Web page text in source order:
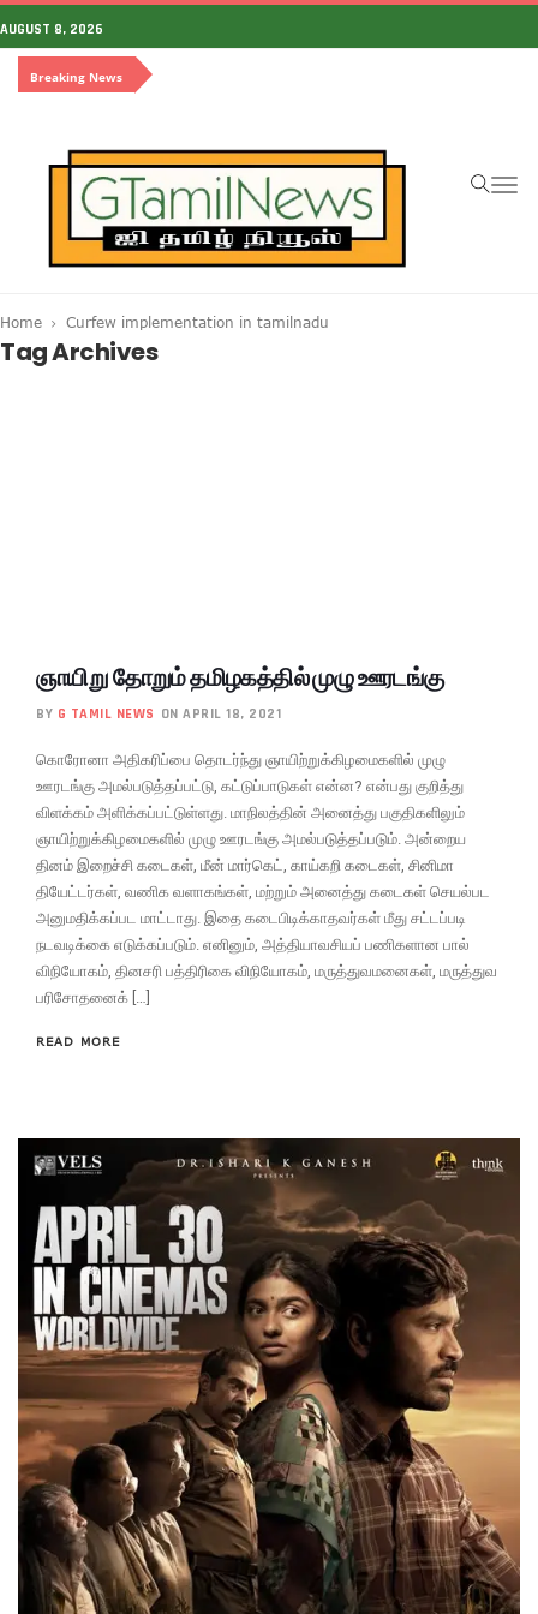
AUGUST 8, 2026
Breaking News
Home Curfew implementation in tamilnadu
Tag Archives
ஞாயிறு தோறும் தமிழகத்தில் முழு ஊரடங்கு
BY G TAMIL NEWS ON APRIL 18, 2021
கொரோனா அதிகரிப்பை தொடர்ந்து ஞாயிற்றுக்கிழமைகளில் முழு
ஊரடங்கு அமல்படுத்தப்பட்டு, கட்டுப்பாடுகள் என்ன? என்பது குறித்து
விளக்கம் அளிக்கப்பட்டுள்ளது. மாநிலத்தின் அனைத்து பகுதிகளிலும்
ஞாயிற்றுக்கிழமைகளில் முழு ஊரடங்கு அமல்படுத்தப்படும். அன்றைய
தினம் இறைச்சி கடைகள், மீன் மார்கெட், காய்கறி கடைகள், சினிமா
தியேட்டர்கள், வணிக வளாகங்கள், மற்றும் அனைத்து கடைகள் செயல்பட
அனுமதிக்கப்பட மாட்டாது. இதை கடைபிடிக்காதவர்கள் மீது சட்டப்படி
நடவடிக்கை எடுக்கப்படும். எனினும், அத்தியாவசியப் பணிகளான பால்
விநியோகம், தினசரி பத்திரிகை விநியோகம், மருத்துவமனைகள், மருத்துவ
பரிசோதனைக் […]
READ MORE